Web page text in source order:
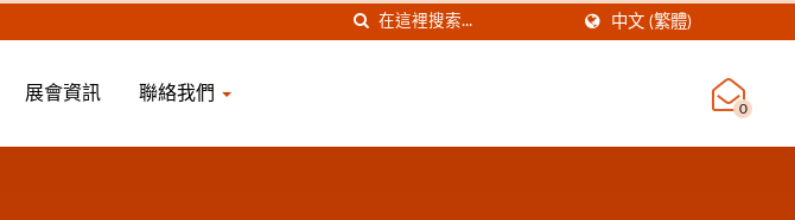
中文 (繁體)
展會資訊 聯絡我們
0